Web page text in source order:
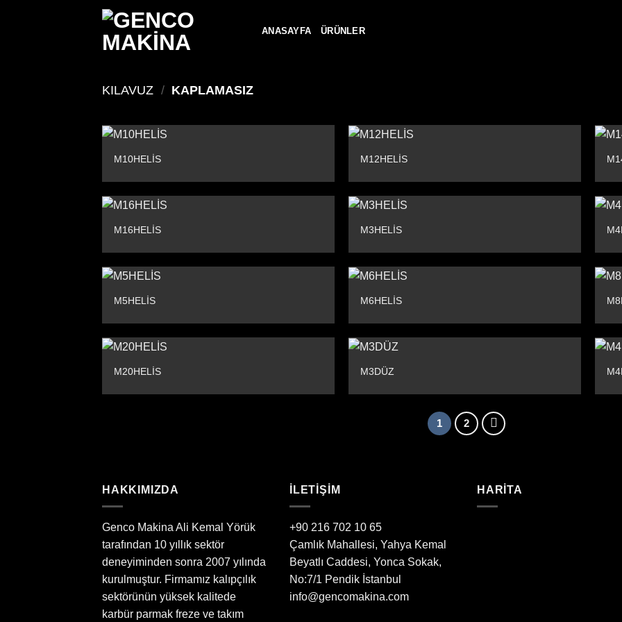
ANASAYFA ÜRÜNLER
KILAVUZ / KAPLAMASIZ
M10HELİS M12HELİS
M16HELİS M3HELİS
M5HELİS M6HELİS
M20HELİS M3DÜZ
1 2
HAKKIMIZDA
Genco Makina Ali Kemal Yörük
tarafından 10 yıllık sektör
deneyiminden sonra 2007 yılında
kurulmuştur. Firmamız kalıpçılık
sektörünün yüksek kalitede
karbür parmak freze ve takım
ILETIŞIM
+90 216 702 10 65
Çamlık Mahallesi, Yahya Kemal
Beyatlı Caddesi, Yonca Sokak,
No:7/1 Pendik İstanbul
info@gencomakina.com
HARITA